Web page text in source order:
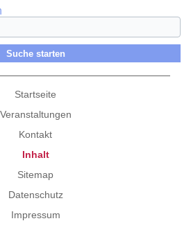
Startseite
Veranstaltungen
Kontakt
Inhalt
Sitemap
Datenschutz
Impressum